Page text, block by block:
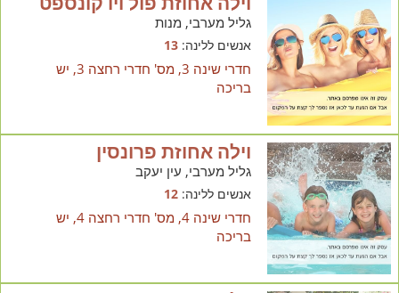
גליל מערבי, מנות
אנשים ללינה:13
חדרי שינה 3, מס' חדרי רחצה 3, יש
בריכה
וילה אחוזת פרונסין
גליל מערבי, עין יעקב
אנשים ללינה:12
חדרי שינה 4, מס' חדרי רחצה 4, יש
בריכה